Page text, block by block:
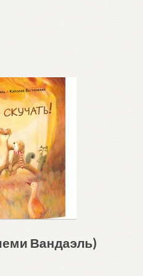
Вандаэль)